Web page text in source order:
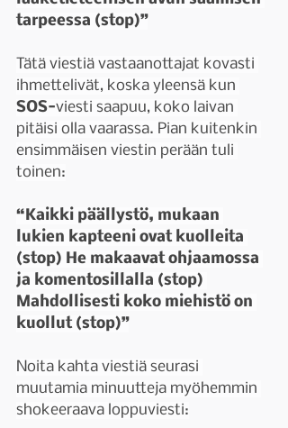
tarpeessa (stop)”
Tätä viestiä vastaanottajat kovasti
ihmettelivät, koska yleensä kun
SOS-viesti saapuu, koko laivan
pitäisi olla vaarassa. Pian kuitenkin
ensimmäisen viestin perään tuli
toinen:
“Kaikki päällystö, mukaan
lukien kapteeni ovat kuolleita
(stop) He makaavat ohjaamossa
ja komentosillalla (stop)
Mahdollisesti koko miehistö on
kuollut (stop)”
Noita kahta viestiä seurasi
muutamia minuutteja myöhemmin
shokeeraava loppuviesti: